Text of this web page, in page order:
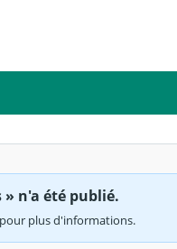
n'a été publié.
plus d'informations.